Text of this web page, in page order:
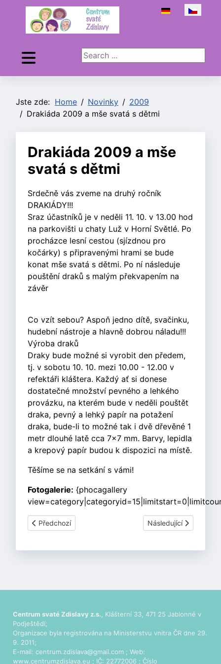
Zvolte jazyk
Search ...
Jste zde: Home Novinky
2009
Drakiáda 2009 a mše svatá s dětmi
Drakiáda 2009 a mše
svatá s dětmi
Srdečně vás zveme na druhý ročník
DRAKIÁDY!!!
Sraz účastníků je v neděli 11. 10. v 13.00 hod
na parkovišti u chaty Luž v Horní Světlé. Po
procházce lesní cestou (sjízdnou pro
kočárky) s připravenými hrami se bude
konat mše svatá s dětmi. Po ní následuje
pouštění draků s malým překvapením na
závěr
Co vzít sebou? Aspoň jedno dítě, svačinku,
hudební nástroje a hlavně dobrou náladu!!!
Výroba draků
Draky bude možné si vyrobit den předem,
tj. v sobotu 10. 10. mezi 10.00 - 12.00 v
refektáři kláštera. Každý ať si donese
dostatečné množství pevného a lehkého
provázku, na kterém bude v neděli pouštět
draka, pevný a lehký papír na potažení
draka, bude-li to možné tak i dvě dřevěné 1
metr dlouhé latě cca 7x7 mm. Barvy, lepidla
a krepový papír budou k dispozici na místě.
Těšíme se na setkání s vámi!
Fotogalerie: {phocagallery
Předchozí článek: Brigáda
Předchozí Další článek:
Následující
Centrum svaté Zdislavy z.s., Klášterní 33, 471 25 Jablonné v
Podještědí;
Organizace byla registrována na Ministerstvu vnitra ČR dne 29.
9. 2011;
E-mail: centrum.zdislava@gmail.com ; Web:
www.centrumzdislava.eu ; IČ: 22772006 ; Číslo